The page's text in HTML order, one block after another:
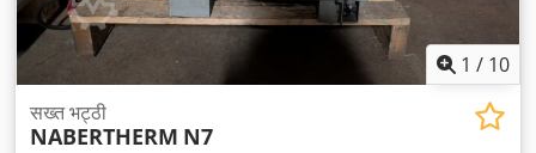
1 / 10
सख्त भट्ठी
NABERTHERM N7